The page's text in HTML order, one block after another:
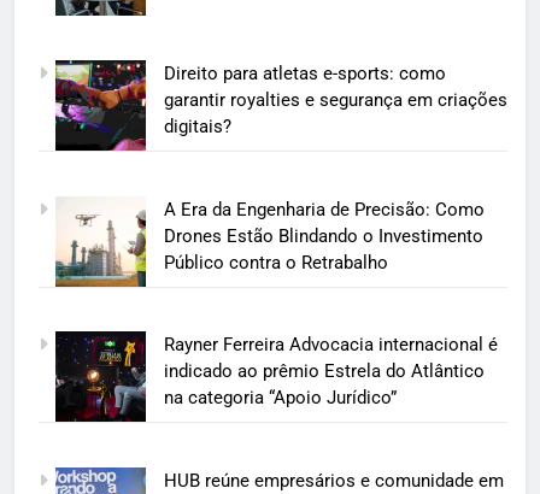
Direito para atletas e-sports: como
garantir royalties e segurança em criações
digitais?
A Era da Engenharia de Precisão: Como
Drones Estão Blindando o Investimento
Público contra o Retrabalho
Rayner Ferreira Advocacia internacional é
indicado ao prêmio Estrela do Atlântico
na categoria “Apoio Jurídico”
HUB reúne empresários e comunidade em